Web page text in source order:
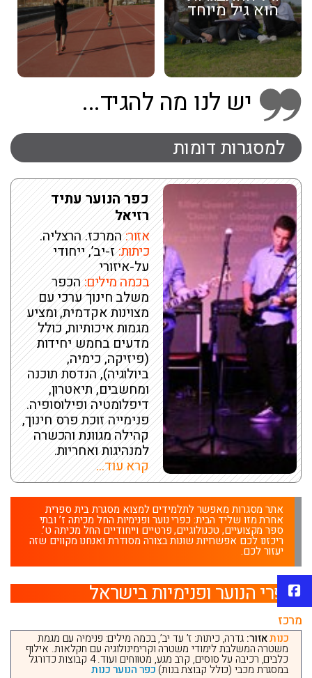
הוא גיל מיוחד
יש לנו מה להגיד...
למסגרות דומות
כפר הנוער עתיד
רזיאל
אזור:המרכז. הרצליה.
כיתות:ז-יב’, ייחודי
על-איזורי
בכמה מילים:הכפר
משלב חינוך ערכי עם
מצוינות אקדמית, ומציע
מגמות איכותיות, כולל
מדעים בחמש יחידות
(פיזיקה, כימיה,
ביולוגיה), הנדסת תוכנה
ומחשבים, תיאטרון,
דיפלומטיה ופילוסופיה.
פנימייה זוכת פרס חינוך,
קהילה מגוונת והכשרה
למנהיגות ואחריות.
קרא עוד...
אתר מסגרות מאפשר לתלמידים למצוא מסגרת בית ספרית
אחרת מזו שליד הבית: כפרי נוער ופנימיות החל מכיתה ז’ ובתי
ספר מקצועיים, טכנולוגיים, פרטיים וייחודיים החל מכיתה ט’.
ריכזנו לכם אפשרויות שונות בצורה מסודרת ואנחנו מקווים שזה
יעזור לכם.
כפרי הנוער ופנימיות בישראל
מרכז
כנותאזור: גדרה, כיתות: ז’ עד יב’, בכמה מילים: פנימיה עם מגמת
משטרה המשלבת לימודי משטרה וקרימינולוגיה עם חקלאות. אילוף
כלבים, רכיבה על סוסים, קרב מגע, מטווחים ועוד. 4 קבוצות כדורגל
במסגרת מכבי (כולל קבוצת בנות) כפר הנוער כנות
פייסבוק